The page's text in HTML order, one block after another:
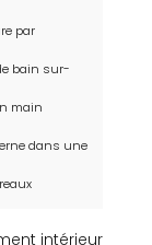
par
bain sur-
main
dans une
intérieur